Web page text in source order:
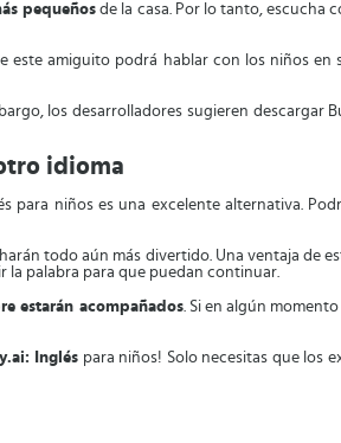
pequeños de la casa. Por lo tanto, escucha
este amiguito podrá hablar con los niños
los desarrolladores sugieren descargar
idioma
para niños es una excelente alternativa.
todo aún más divertido. Una ventaja de
la palabra para que puedan continuar.
estarán acompañados. Si en algún
Inglés para niños! Solo necesitas que los